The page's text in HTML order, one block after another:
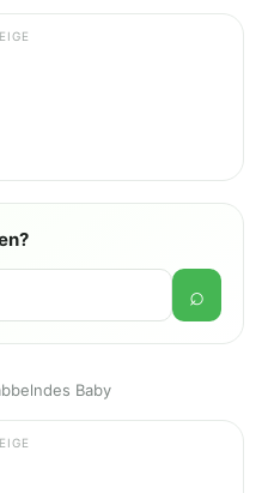
⌕
Baby